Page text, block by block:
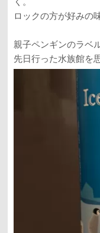
ロックの方が好みの
親子ペンギンのラベ
先日行った水族館を